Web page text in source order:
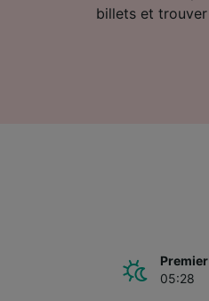
billets et
05:28